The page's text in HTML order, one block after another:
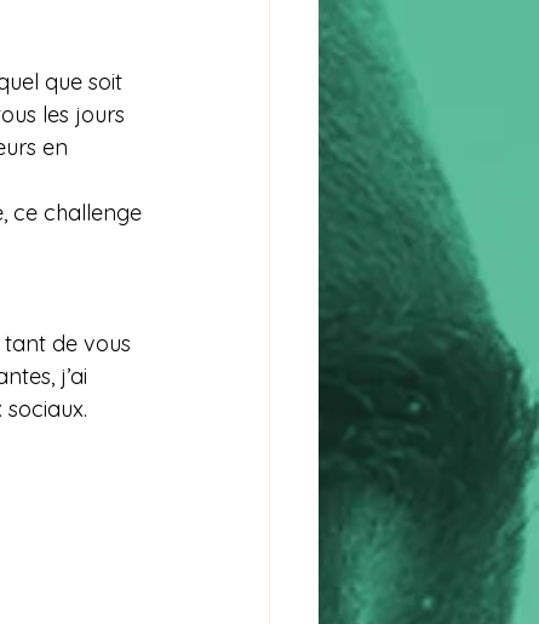
que soit
les jours
en
ce challenge
de vous
j’ai